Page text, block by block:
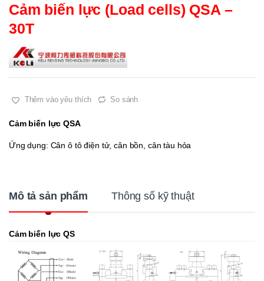
Cảm biến lực (Load cells) QSA –
30T
Thêm vào yêu thích So sánh
Cảm biến lực QSA
Ứng dụng: Cân ô tô điện tử, cân bồn, cân tàu hỏa
Mô tả sản phẩm Thông số kỹ thuật
Cảm biến lực QS